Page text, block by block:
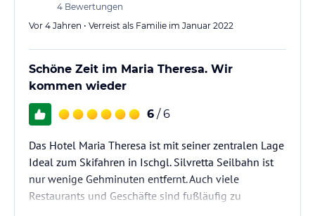
4 Bewertungen
Vor 4 Jahren • Verreist als Familie im Januar 2022
Schöne Zeit im Maria Theresa. Wir
kommen wieder
6 / 6
Das Hotel Maria Theresa ist mit seiner zentralen Lage
Ideal zum Skifahren in Ischgl. Silvretta Seilbahn ist
nur wenige Gehminuten entfernt. Auch viele
Restaurants und Geschäfte sind fußläufig zu